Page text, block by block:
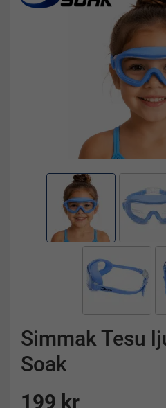
Simmak Tesu
Soak
199 kr